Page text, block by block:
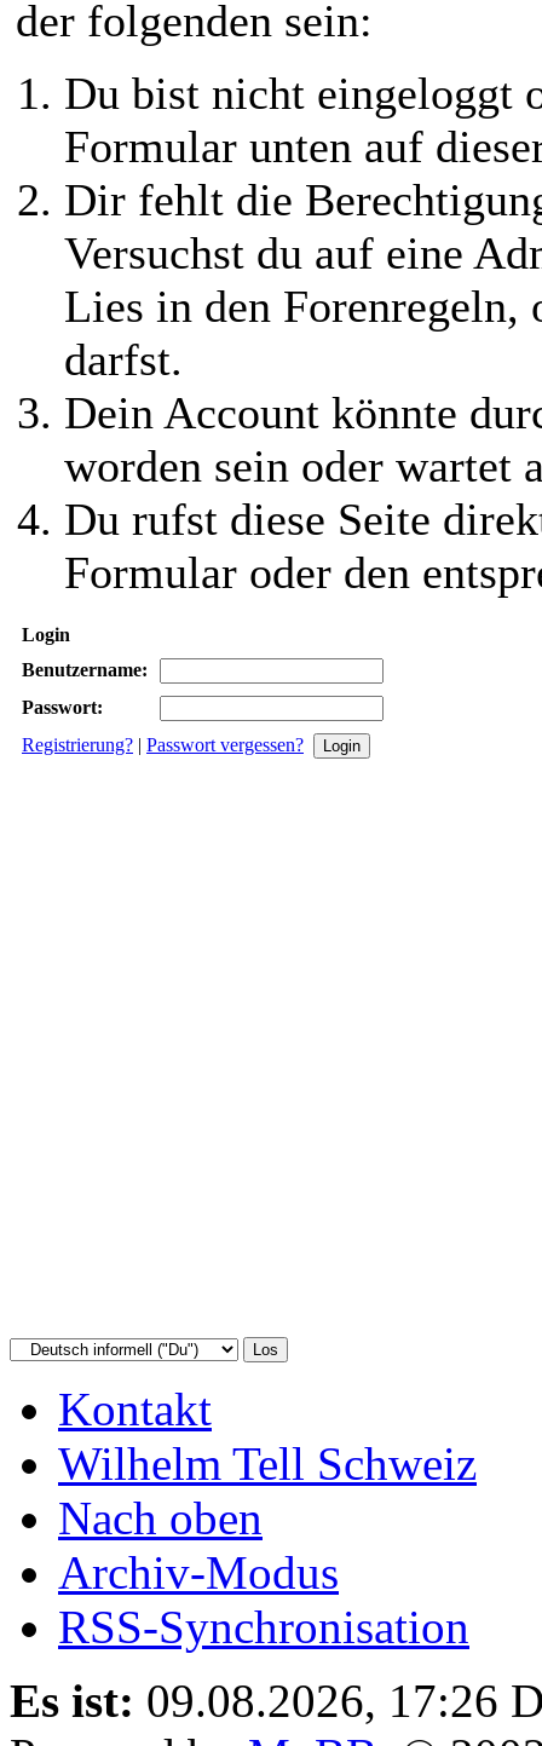
der folgenden sein:
Du bist nicht eingeloggt
Formular unten auf
Dir fehlt die
Versuchst du auf eine
Lies in den Forenregeln,
darfst.
Dein Account könnte
worden sein oder wartet
Du rufst diese Seite
Formular oder den
Login
Benutzername:
Passwort:
Registrierung? | Passwort vergessen?
Kontakt
Wilhelm Tell Schweiz
Nach oben
Archiv-Modus
RSS-Synchronisation
Es ist: 09.08.2026, 17:26